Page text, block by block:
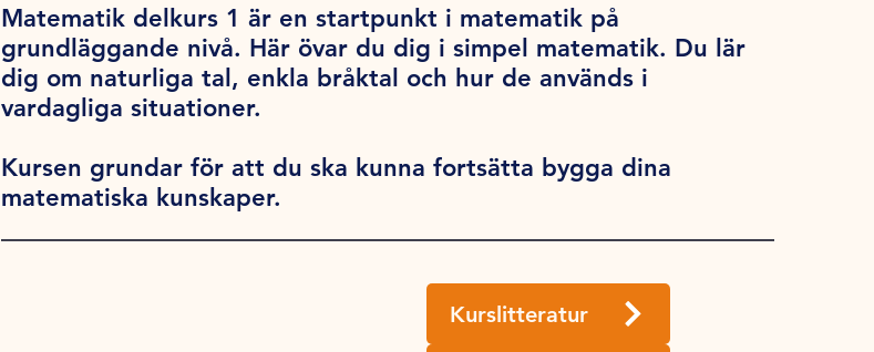
Matematik delkurs 1 är en startpunkt i matematik på
grundläggande nivå. Här övar du dig i simpel matematik. Du lär
dig om naturliga tal, enkla bråktal och hur de används i
vardagliga situationer.
Kursen grundar för att du ska kunna fortsätta bygga dina
matematiska kunskaper.
Kurslitteratur